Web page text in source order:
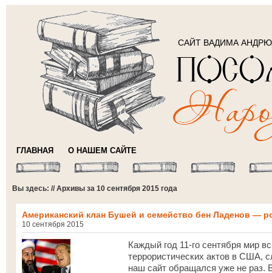
САЙТ ВАДИМА
ГЛАВНАЯ О НАШЕМ САЙТЕ
Вы здесь: // Архивы за 10 сентября 2015 года
Американский клан Бушей и семейство бен Ладенов —
10 сентября 2015
Каждый год 11-го сентября мир
террористических актов в США,
наш сайт обращался уже не раз.